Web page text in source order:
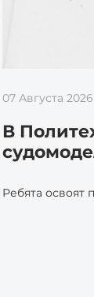
07 Августа 2026
В
Ребята освоят